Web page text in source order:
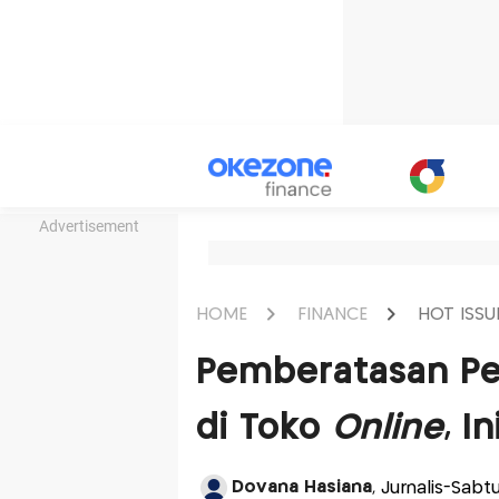
Advertisement
HOME FINANCE HOT
Pemberatasan
di Toko Online,
Dovana Hasiana, Jurnalis-